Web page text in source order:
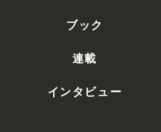
ブック
連載
インタビュー